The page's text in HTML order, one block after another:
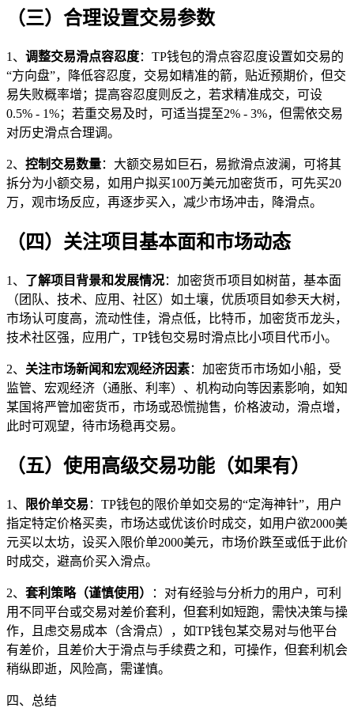
（三）合理设置交易参数
1、 调整交易滑点容忍度：TP钱包的滑点容忍度设置如交易的
“方向盘”，降低容忍度，交易如精准的箭，贴近预期价，但交
易失败概率增；提高容忍度则反之，若求精准成交，可设
0.5% - 1%；若重交易及时，可适当提至2% - 3%，但需依交易
对历史滑点合理调。
2、 控制交易数量：大额交易如巨石，易掀滑点波澜，可将其
拆分为小额交易，如用户拟买100万美元加密货币，可先买20
万，观市场反应，再逐步买入，减少市场冲击，降滑点。
（四）关注项目基本面和市场动态
1、 了解项目背景和发展情况：加密货币项目如树苗，基本面
（团队、技术、应用、社区）如土壤，优质项目如参天大树，
市场认可度高，流动性佳，滑点低，比特币，加密货币龙头，
技术社区强，应用广，TP钱包交易时滑点比小项目代币小。
2、 关注市场新闻和宏观经济因素：加密货币市场如小船，受
监管、宏观经济（通胀、利率）、机构动向等因素影响，如知
某国将严管加密货币，市场或恐慌抛售，价格波动，滑点增，
此时可观望，待市场稳再交易。
（五）使用高级交易功能（如果有）
1、 限价单交易 ：TP钱包的限价单如交易的“定海神针”，用户
指定特定价格买卖，市场达或优该价时成交，如用户欲2000美
元买以太坊，设买入限价单2000美元，市场价跌至或低于此价
时成交，避高价买入滑点。
2、 套利策略（谨慎使用）
：对有经验与分析力的用户，可利
用不同平台或交易对差价套利，但套利如短跑，需快决策与操
作，且虑交易成本（含滑点），如TP钱包某交易对与他平台
有差价，且差价大于滑点与手续费之和，可操作，但套利机会
稍纵即逝，风险高，需谨慎。
四、总结